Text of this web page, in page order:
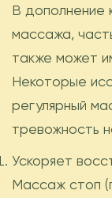
В дополнение
массажа,
также может
Некоторые
регулярный
тревожность
Ускоряет
Массаж стоп